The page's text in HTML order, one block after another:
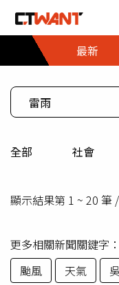
最新
全部 社會
顯示結果第 1 ~ 20 筆
更多相關新聞關鍵字：
颱風
天氣